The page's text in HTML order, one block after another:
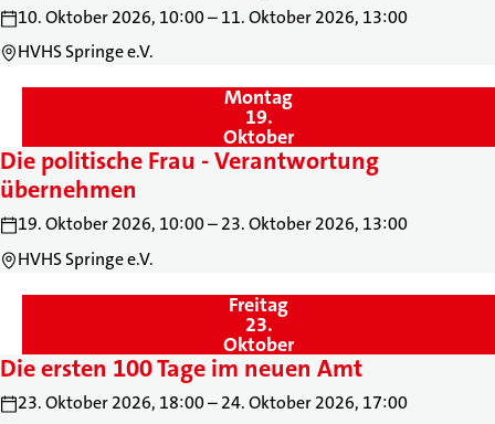
10. Oktober 2026, 10:00 – 11. Oktober 2026, 13:00
HVHS Springe e.V.
Montag
19.
Oktober
Die politische Frau - Verantwortung
übernehmen
19. Oktober 2026, 10:00 – 23. Oktober 2026, 13:00
HVHS Springe e.V.
Freitag
23.
Oktober
Die ersten 100 Tage im neuen Amt
23. Oktober 2026, 18:00 – 24. Oktober 2026, 17:00